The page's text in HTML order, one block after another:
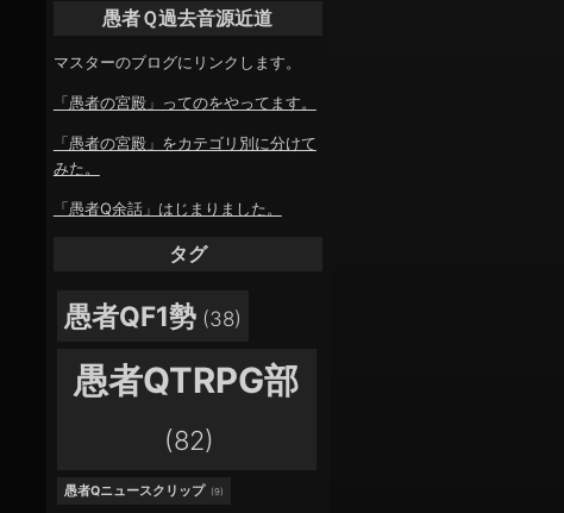
愚者Ｑ過去音源近道
マスターのブログにリンクします。
「愚者の宮殿」ってのをやってます。
「愚者の宮殿」をカテゴリ別に分けて
みた。
「愚者Q余話」はじまりました。
タグ
愚者QF1勢 (38)
愚者QTRPG部
(82)
愚者Qニュースクリップ (9)